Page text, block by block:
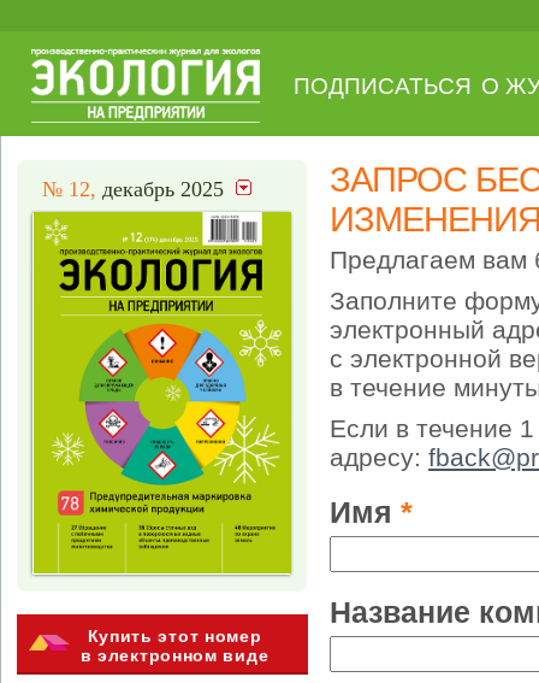
ПОДПИСАТЬСЯ О
№ 12, декабрь 2025
Купить этот номер
в электронном виде
ЗАПРОС
ИЗМЕНЕНИЯ
Предлагаем вам
Заполните
электронный
с электронной
в течение
Если в течение
адресу:
Имя *
Название